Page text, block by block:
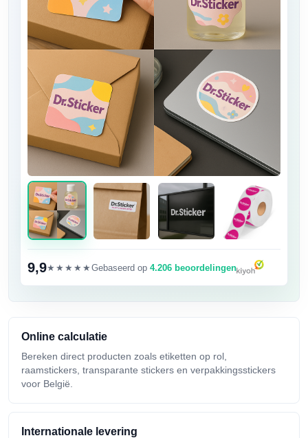
9,9★★★★★Gebaseerd op 4.206 beoordelingen
Online calculatie
Bereken direct producten zoals etiketten op rol,
raamstickers, transparante stickers en verpakkingsstickers
voor België.
Internationale levering